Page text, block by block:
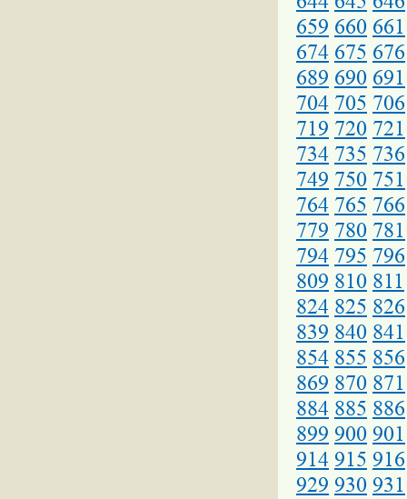
659 660 661
674 675 676
689 690 691
704 705 706
719 720 721
734 735 736
749 750 751
764 765 766
779 780 781
794 795 796
809 810 811
824 825 826
839 840 841
854 855 856
869 870 871
884 885 886
899 900 901
914 915 916
929 930 931